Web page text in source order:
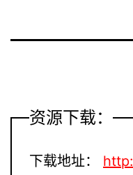
资源下载：
下载地址：